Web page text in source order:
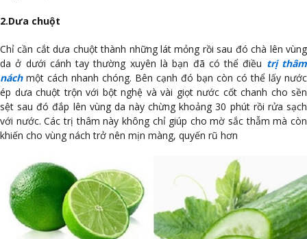
2.Dưa chuột
Chỉ cần cắt dưa chuột thành những lát mỏng rồi sau đó chà lên vùng
da ở dưới cánh tay thường xuyên là bạn đã có thể điều trị thâm
náchmột cách nhanh chóng. Bên cạnh đó bạn còn có thể lấy nước
ép dưa chuột trộn với bột nghệ và vài giọt nước cốt chanh cho sền
sệt sau đó đắp lên vùng da này chừng khoảng 30 phút rồi rửa sạch
với nước. Các trị thâm này không chỉ giúp cho mờ sắc thẫm mà còn
khiến cho vùng nách trở nên mịn màng, quyến rũ hơn